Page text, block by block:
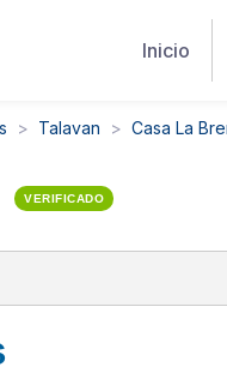
Inicio
Talavan Casa La
VERIFICADO